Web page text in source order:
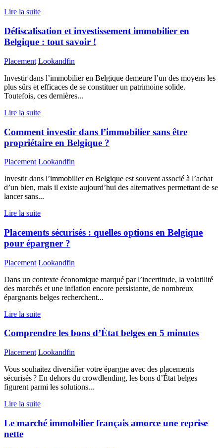
Lire la suite
Défiscalisation et investissement immobilier en
Belgique : tout savoir !
Placement Lookandfin
Investir dans l’immobilier en Belgique demeure l’un des moyens les
plus sûrs et efficaces de se constituer un patrimoine solide.
Toutefois, ces dernières...
Lire la suite
Comment investir dans l’immobilier sans être
propriétaire en Belgique ?
Placement Lookandfin
Investir dans l’immobilier en Belgique est souvent associé à l’achat
d’un bien, mais il existe aujourd’hui des alternatives permettant de se
lancer sans...
Lire la suite
Placements sécurisés : quelles options en Belgique
pour épargner ?
Placement Lookandfin
Dans un contexte économique marqué par l’incertitude, la volatilité
des marchés et une inflation encore persistante, de nombreux
épargnants belges recherchent...
Lire la suite
Comprendre les bons d’État belges en 5 minutes
Placement Lookandfin
Vous souhaitez diversifier votre épargne avec des placements
sécurisés ? En dehors du crowdlending, les bons d’État belges
figurent parmi les solutions...
Lire la suite
Le marché immobilier français amorce une reprise
nette